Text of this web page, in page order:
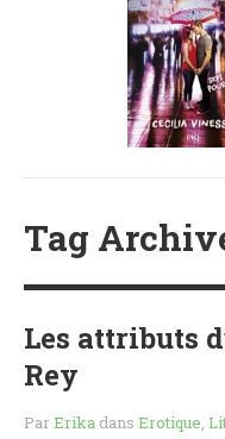
MES ARTICLES
MES FUTURES
LECTURES
MES CRITIQUES
MES FUTURES
LECTURES
MES ARTICLES
NOS CRITIQUES
NOS COUPS DE ♥
Tag
Les attributs
Rey
ParErika dans Erotique,